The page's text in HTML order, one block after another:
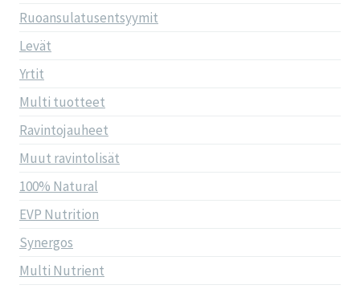
Ruoansulatusentsyymit
Levät
Yrtit
Multi tuotteet
Ravintojauheet
Muut ravintolisät
100% Natural
EVP Nutrition
Synergos
Multi Nutrient